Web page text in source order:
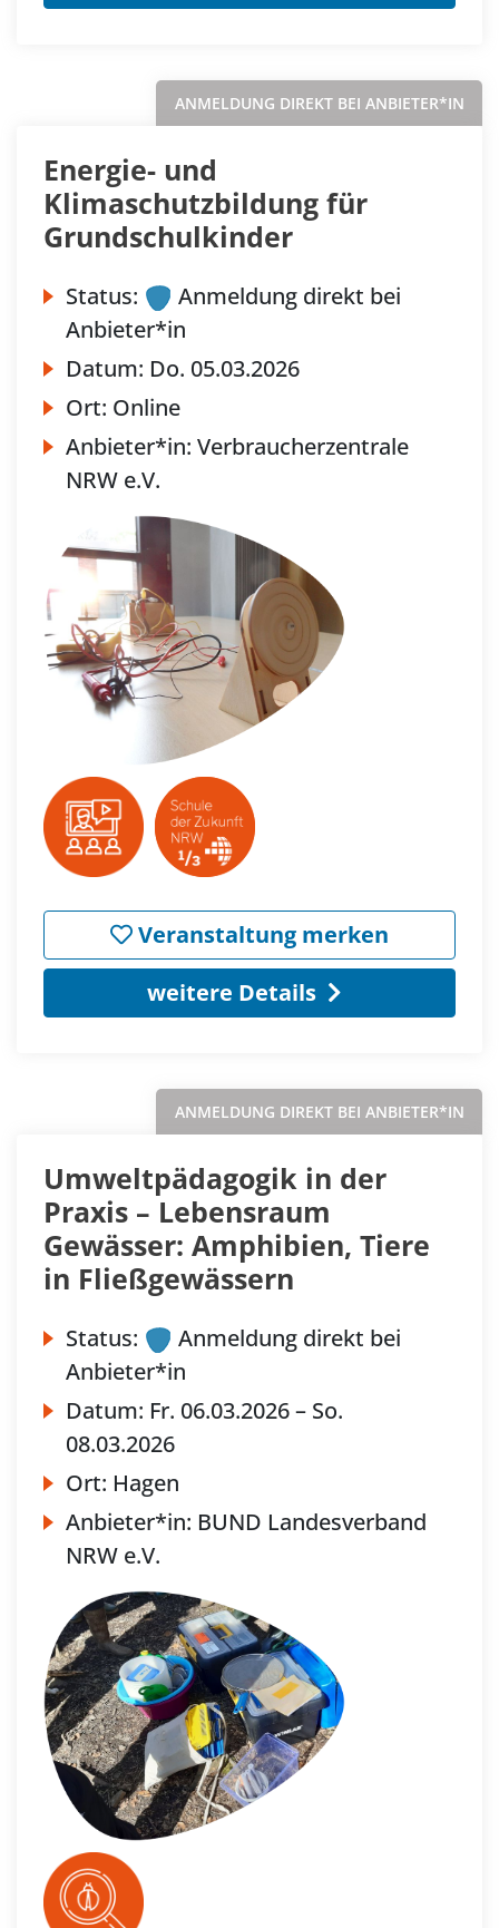
ANMELDUNG DIREKT BEI ANBIETER*IN
Energie- und
Klimaschutzbildung für
Grundschulkinder
Status:
Anmeldung direkt bei
Anbieter*in
Datum: Do. 05.03.2026
Ort: Online
Anbieter*in: Verbraucherzentrale
NRW e.V.
Veranstaltung merken
weitere Details
ANMELDUNG DIREKT BEI ANBIETER*IN
Umweltpädagogik in der
Praxis – Lebensraum
Gewässer: Amphibien, Tiere
in Fließgewässern
Status:
Anmeldung direkt bei
Anbieter*in
Datum: Fr. 06.03.2026 – So.
08.03.2026
Ort: Hagen
Anbieter*in: BUND Landesverband
NRW e.V.